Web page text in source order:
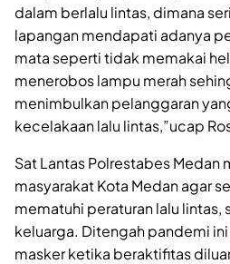
dalam berlalu lintas, dimana
lapangan mendapati adanya
mata seperti tidak memakai
menerobos lampu merah
menimbulkan pelanggaran
kecelakaan lalu lintas,”ucap
Sat Lantas Polrestabes
masyarakat Kota Medan agar
mematuhi peraturan lalu lintas,
keluarga. Ditengah pandemi
masker ketika beraktifitas